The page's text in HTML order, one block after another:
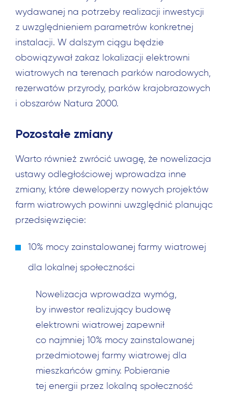
wydawanej na potrzeby realizacji inwestycji
z uwzględnieniem parametrów konkretnej
instalacji. W dalszym ciągu będzie
obowiązywał zakaz lokalizacji elektrowni
wiatrowych na terenach parków narodowych,
rezerwatów przyrody, parków krajobrazowych
i obszarów Natura 2000.
Pozostałe zmiany
Warto również zwrócić uwagę, że nowelizacja
ustawy odległościowej wprowadza inne
zmiany, które deweloperzy nowych projektów
farm wiatrowych powinni uwzględnić planując
przedsięwzięcie:
10% mocy zainstalowanej farmy wiatrowej
dla lokalnej społeczności
Nowelizacja wprowadza wymóg,
by inwestor realizujący budowę
elektrowni wiatrowej zapewnił
co najmniej 10% mocy zainstalowanej
przedmiotowej farmy wiatrowej dla
mieszkańców gminy. Pobieranie
tej energii przez lokalną społeczność